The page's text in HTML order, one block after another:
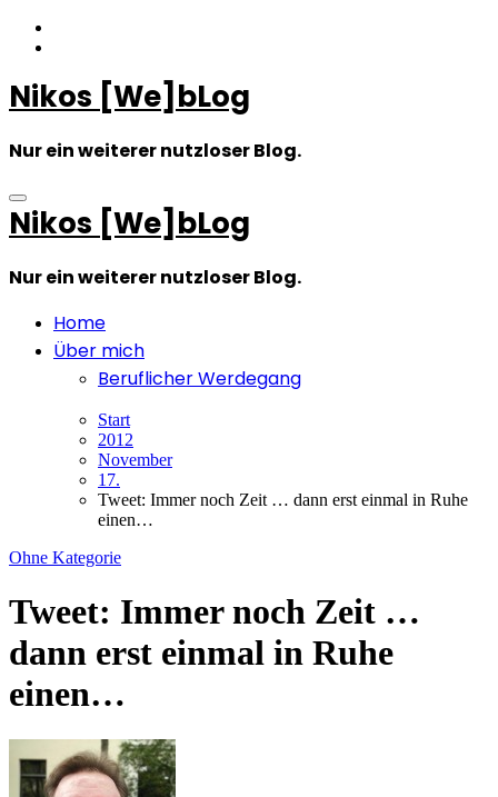
Zum
Inhalt
Nikos [We]bLog
Nur ein weiterer nutzloser Blog.
Nikos [We]bLog
Nur ein weiterer nutzloser Blog.
Home
Über mich
Beruflicher Werdegang
Start
2012
November
17.
Tweet: Immer noch Zeit … dann erst einmal in Ruhe
einen…
Ohne Kategorie
Tweet: Immer noch Zeit …
dann erst einmal in Ruhe
einen…